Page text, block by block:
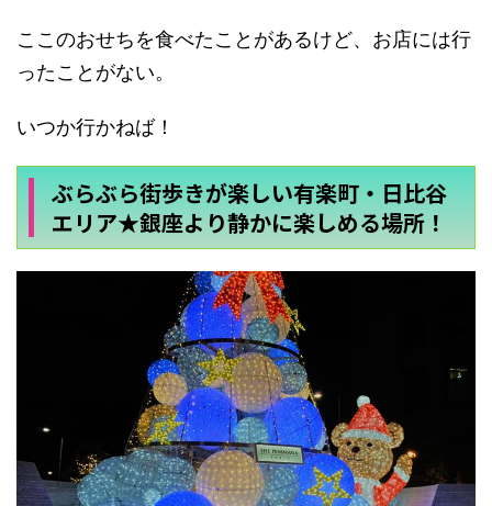
ここのおせちを食べたことがあるけど、お店には行
ったことがない。
いつか行かねば！
ぶらぶら街歩きが楽しい有楽町・日比谷
エリア★銀座より静かに楽しめる場所！